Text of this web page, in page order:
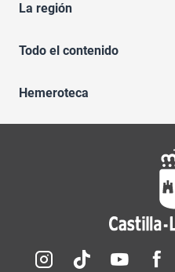
La región
Todo el contenido
Hemeroteca
Redes sociales JCCM